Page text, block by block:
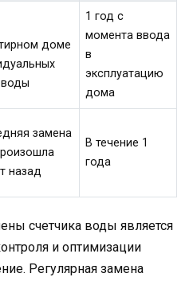
доме
воды
1 год с
момента ввода
в
эксплуатацию
дома
замена
назад
В течение 1
года
счетчика воды является
и оптимизации
Регулярная замена